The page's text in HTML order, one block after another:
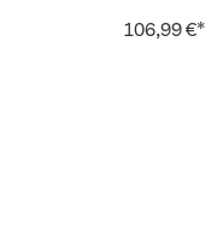
106,99 €*